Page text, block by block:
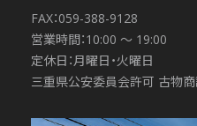
FAX：059-388-9128
営業時間：10:00 〜 19:00
定休日：月曜日・火曜日
三重県公安委員会許可 古物